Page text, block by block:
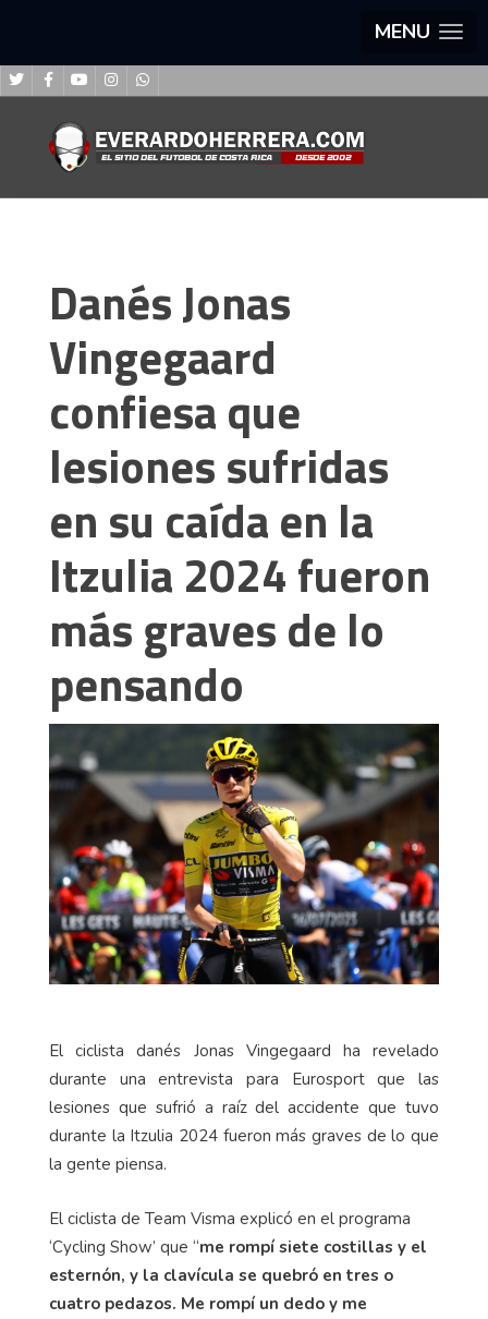
MENU
Danés Jonas
Vingegaard
confiesa que
lesiones sufridas
en su caída en la
Itzulia 2024 fueron
más graves de lo
pensando
El ciclista danés Jonas Vingegaard ha revelado
durante una entrevista para Eurosport que las
lesiones que sufrió a raíz del accidente que tuvo
durante la Itzulia 2024 fueron más graves de lo que
la gente piensa.
El ciclista de Team Visma explicó en el programa
‘Cycling Show’ que “me rompí siete costillas y el
esternón, y la clavícula se quebró en tres o
cuatro pedazos. Me rompí un dedo y me